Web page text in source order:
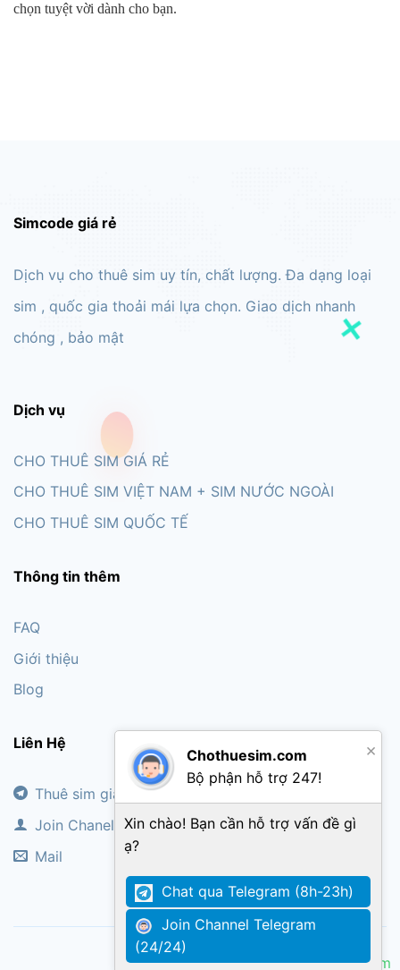
chọn tuyệt vời dành cho bạn.
Simcode giá rẻ
Dịch vụ cho thuê sim uy tín, chất lượng. Đa dạng loại
sim , quốc gia thoải mái lựa chọn. Giao dịch nhanh
chóng , bảo mật
Dịch vụ
CHO THUÊ SIM GIÁ RẺ
CHO THUÊ SIM VIỆT NAM + SIM NƯỚC NGOÀI
CHO THUÊ SIM QUỐC TẾ
Thông tin thêm
FAQ
Giới thiệu
Blog
Liên Hệ
Thuê sim giá rẻ
Join Chanel
Mail
Copyright Sim code giá rẻ
Chothuesim.com
Bộ phận hỗ trợ 247!
×
Xin chào! Bạn cần hỗ trợ vấn đề gì
ạ?
Chat qua Telegram (8h-23h)
Join Channel Telegram
(24/24)